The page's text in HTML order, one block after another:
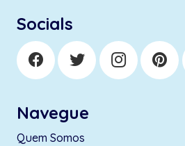
Socials
Navegue
Quem Somos